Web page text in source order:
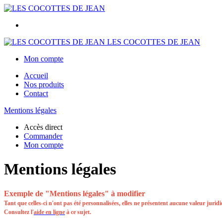
LES COCOTTES DE JEAN
Mon compte
Accueil
Nos produits
Contact
Mentions légales
Accès direct
Commander
Mon compte
Mentions légales
Exemple de "Mentions légales" à modifier
Tant que celles-ci n'ont pas été personnalisées, elles ne présentent aucune valeur
Consultez l'aide en ligne à ce sujet.